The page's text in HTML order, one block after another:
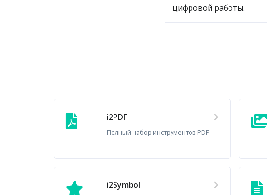
цифровой работы.
i2PDF
Полный набор инструментов PDF
i2Symbol